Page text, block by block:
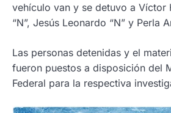
vehículo van y se detuvo a Víctor
“N”, Jesús Leonardo “N” y Perla
Las personas detenidas y el
fueron puestos a disposición del
Federal para la respectiva